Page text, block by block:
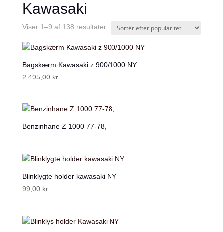
Kawasaki
Viser 1–9 af 138 resultater
Bagskærm Kawasaki z 900/1000 NY
2.495,00 kr.
Benzinhane Z 1000 77-78,
Blinklygte holder kawasaki NY
99,00 kr.